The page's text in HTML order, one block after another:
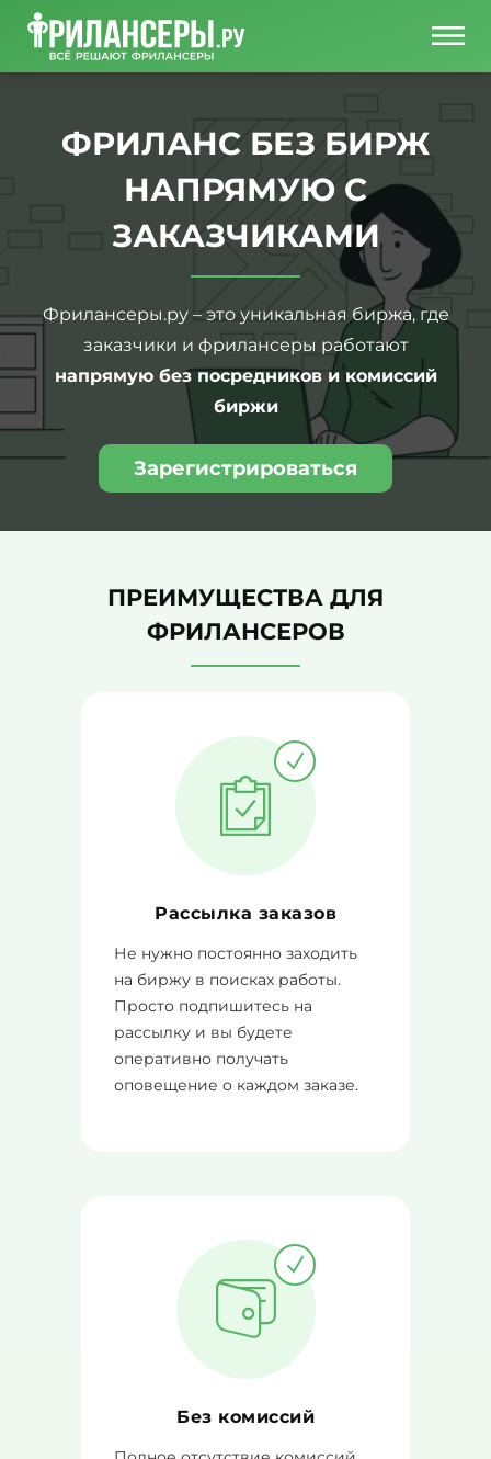
ФРИЛАНС БЕЗ БИРЖ
НАПРЯМУЮ С
ЗАКАЗЧИКАМИ
Фрилансеры.ру – это уникальная биржа, где
заказчики и фрилансеры работают
напрямую без посредников и комиссий
биржи
Зарегистрироваться
ПРЕИМУЩЕСТВА ДЛЯ
ФРИЛАНСЕРОВ
Рассылка заказов
Не нужно постоянно заходить
на биржу в поисках работы.
Просто подпишитесь на
рассылку и вы будете
оперативно получать
оповещение о каждом заказе.
Без комиссий